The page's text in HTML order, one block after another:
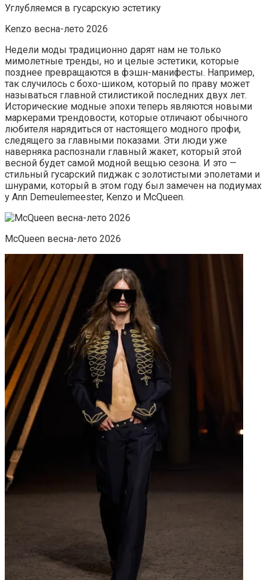
Углубляемся в гусарскую эстетику
Kenzo весна-лето 2026
Недели моды традиционно дарят нам не только
мимолетные тренды, но и целые эстетики, которые
позднее превращаются в фэшн-манифесты. Например,
так случилось с бохо-шиком, который по праву может
называться главной стилистикой последних двух лет.
Исторические модные эпохи теперь являются новыми
маркерами трендовости, которые отличают обычного
любителя нарядиться от настоящего модного профи,
следящего за главными показами. Эти люди уже
наверняка распознали главный жакет, который этой
весной будет самой модной вещью сезона. И это —
стильный гусарский пиджак с золотистыми эполетами и
шнурами, который в этом году был замечен на подиумах
у Ann Demeulemeester, Kenzo и McQueen.
McQueen весна-лето 2026